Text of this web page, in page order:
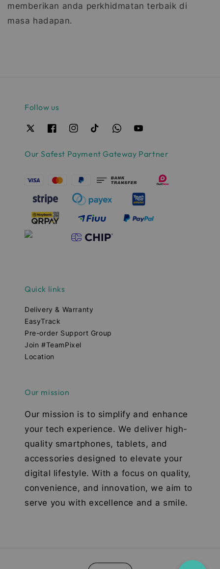
memberikan anda perkhidmatan terbaik di
masa hadapan.
Follow us
Our Safest Payment Gateway Partner
Quick links
Delivery & Warranty
EasyTrack
Pre-order Support Group
Join #TeamPixel
Location
Our mission
Our mission is to simplify and enhance
your tech experience. We deliver high-
quality smartphones, tablets, and
accessories designed to elevate your
digital lifestyle. With a focus on quality,
convenience, and innovation, we aim to
serve you with excellence and a smile.